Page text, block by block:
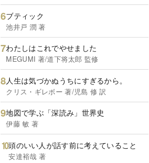
ブティック
池井戸 潤 著
わたしはこれでやせました
MEGUMI 著/道下将太郎 監修
人生は気づかぬうちにすぎるから。
クリス・ギレボー 著/児島 修 訳
地図で学ぶ「深読み」世界史
伊藤 敏 著
頭のいい人が話す前に考えていること
安達裕哉 著